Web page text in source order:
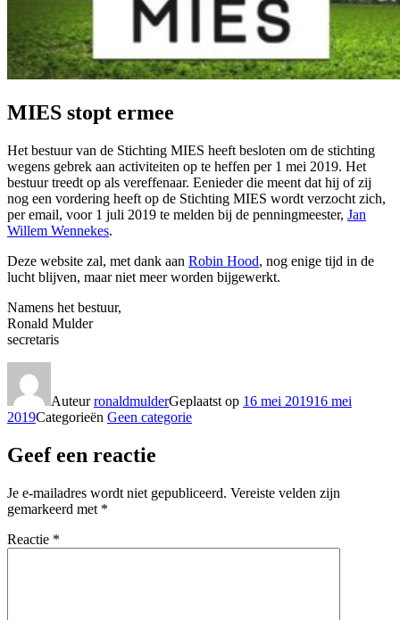
MIES stopt ermee
Het bestuur van de Stichting MIES heeft besloten om de stichting
wegens gebrek aan activiteiten op te heffen per 1 mei 2019. Het
bestuur treedt op als vereffenaar. Eenieder die meent dat hij of zij
nog een vordering heeft op de Stichting MIES wordt verzocht zich,
per email, voor 1 juli 2019 te melden bij de penningmeester, Jan
Willem Wennekes.
Deze website zal, met dank aan Robin Hood, nog enige tijd in de
lucht blijven, maar niet meer worden bijgewerkt.
Namens het bestuur,
Ronald Mulder
secretaris
AuteurronaldmulderGeplaatst op 16 mei 201916 mei
2019Categorieën Geen categorie
Geef een reactie
Je e-mailadres wordt niet gepubliceerd. Vereiste velden zijn
gemarkeerd met *
Reactie *